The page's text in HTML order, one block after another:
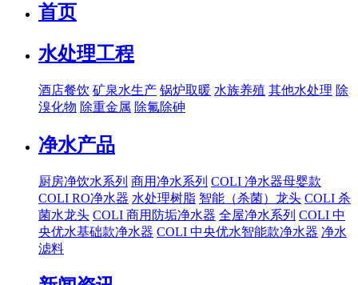
首页
水处理工程
酒店餐饮 矿泉水生产 锅炉取暖 水族养殖 其他水处理 除
溴化物 除重金属 除氟除砷
净水产品
厨房净饮水系列 商用净水系列 COLI 净水器母婴款
COLI RO净水器 水处理树脂 智能（杀菌）龙头 COLI 杀
菌水龙头 COLI 商用防垢净水器 全屋净水系列 COLI 中
央优水基础款净水器 COLI 中央优水智能款净水器 净水
滤料